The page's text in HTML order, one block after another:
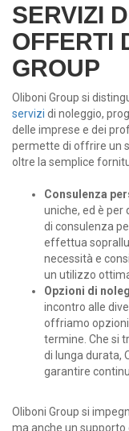
SERVIZI
OFFERTI
GROUP
Oliboni Group si
servizi di noleggio,
delle imprese e dei
permette di offrire un
oltre la semplice
Consulenza
uniche, ed è per
di consulenza
effettua
necessità e
un utilizzo
Opzioni di
incontro alle
offriamo opzioni
termine. Che si
di lunga durata,
garantire
Oliboni Group si
ma anche un supporto